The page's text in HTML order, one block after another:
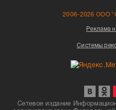
2006-2026 ООО
Реклама
Системы
Сетевое издание